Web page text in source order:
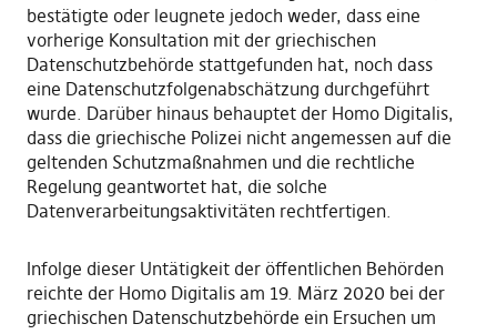
bestätigte oder leugnete jedoch weder, dass eine
vorherige Konsultation mit der griechischen
Datenschutzbehörde stattgefunden hat, noch dass
eine Datenschutzfolgenabschätzung durchgeführt
wurde. Darüber hinaus behauptet der Homo Digitalis,
dass die griechische Polizei nicht angemessen auf die
geltenden Schutzmaßnahmen und die rechtliche
Regelung geantwortet hat, die solche
Datenverarbeitungsaktivitäten rechtfertigen.
Infolge dieser Untätigkeit der öffentlichen Behörden
reichte der Homo Digitalis am 19. März 2020 bei der
griechischen Datenschutzbehörde ein Ersuchen um